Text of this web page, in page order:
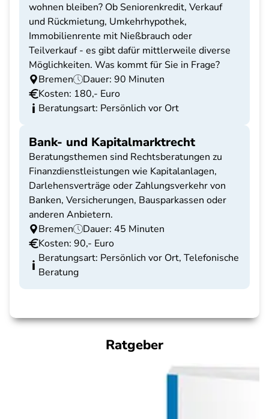
wohnen bleiben? Ob Seniorenkredit, Verkauf
und Rückmietung, Umkehrhypothek,
Immobilienrente mit Nießbrauch oder
Teilverkauf - es gibt dafür mittlerweile diverse
Möglichkeiten. Was kommt für Sie in Frage?
Bremen
Dauer: 90 Minuten
Kosten: 180,- Euro
Beratungsart: Persönlich vor Ort
Bank- und Kapitalmarktrecht
Beratungsthemen sind Rechtsberatungen zu
Finanzdienstleistungen wie Kapitalanlagen,
Darlehensverträge oder Zahlungsverkehr von
Banken, Versicherungen, Bausparkassen oder
anderen Anbietern.
Bremen
Dauer: 45 Minuten
Kosten: 90,- Euro
Beratungsart: Persönlich vor Ort, Telefonische
Beratung
Ratgeber